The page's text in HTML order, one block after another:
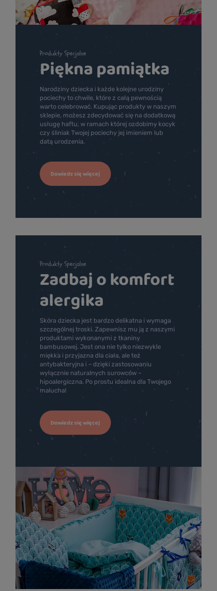
Produkty Specjalne
Piękna pamiątka
Narodziny dziecka i każde kolejne urodziny
pociechy to chwile, które z całą pewnością
warto celebrować. Kupując produkty w naszym
sklepie, możesz zdecydować się na dodatkową
usługę haftu, w ramach której ozdobimy kocyk
czy śliniak Twojej pociechy jej imieniem lub
datą urodzenia.
Dowiedz się więcej
Produkty Specjalne
Zadbaj o komfort
alergika
Skóra dziecka jest bardzo delikatna i wymaga
szczególnej troski. Zapewnisz mu ją z naszymi
produktami wykonanymi z tkaniny
bambusowej. Jest ona nie tylko niezwykle
miękka i przyjazna dla ciała, ale też
antybakteryjna i – dzięki zastosowaniu
wyłącznie naturalnych surowców –
hipoalergiczna. Po prostu idealna dla Twojego
malucha!
Dowiedz się więcej